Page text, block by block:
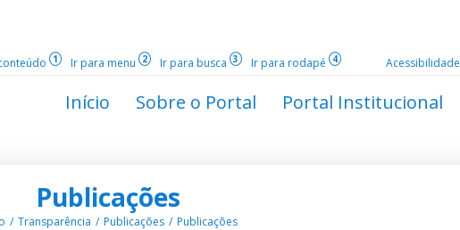
1 Ir para menu 2 Ir para busca 3 Ir para rodapé 4 Acessibilidade
Início Sobre o Portal Portal Institucional
Publicações
Transparência Publicações Publicações